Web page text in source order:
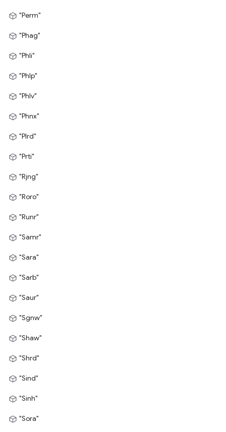
"Perm"
"Phag"
"Phli"
"Phlp"
"Phlv"
"Phnx"
"Plrd"
"Prti"
"Rjng"
"Roro"
"Runr"
"Samr"
"Sara"
"Sarb"
"Saur"
"Sgnw"
"Shaw"
"Shrd"
"Sind"
"Sinh"
"Sora"